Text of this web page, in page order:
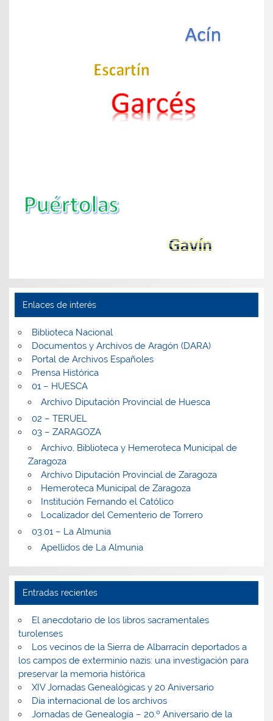
Enlaces de interés
Biblioteca Nacional
Documentos y Archivos de Aragón (DARA)
Portal de Archivos Españoles
Prensa Histórica
01 – HUESCA
Archivo Diputación Provincial de Huesca
02 – TERUEL
03 – ZARAGOZA
Archivo, Biblioteca y Hemeroteca Municipal de
Zaragoza
Archivo Diputación Provincial de Zaragoza
Hemeroteca Municipal de Zaragoza
Institución Fernando el Católico
Localizador del Cementerio de Torrero
03.01 – La Almunia
Apellidos de La Almunia
Entradas recientes
El anecdotario de los libros sacramentales
turolenses
Los vecinos de la Sierra de Albarracín deportados a
los campos de exterminio nazis: una investigación para
preservar la memoria histórica
XIV Jornadas Genealógicas y 20 Aniversario
Día internacional de los archivos
Jornadas de Genealogía – 20.º Aniversario de la